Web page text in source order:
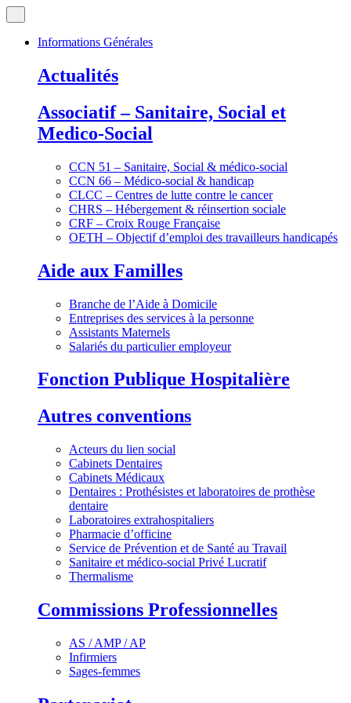
Informations Générales
Actualités
Associatif – Sanitaire, Social et
Medico-Social
CCN 51 – Sanitaire, Social & médico-social
CCN 66 – Médico-social & handicap
CLCC – Centres de lutte contre le cancer
CHRS – Hébergement & réinsertion sociale
CRF – Croix Rouge Française
OETH – Objectif d’emploi des travailleurs handicapés
Aide aux Familles
Branche de l’Aide à Domicile
Entreprises des services à la personne
Assistants Maternels
Salariés du particulier employeur
Fonction Publique Hospitalière
Autres conventions
Acteurs du lien social
Cabinets Dentaires
Cabinets Médicaux
Dentaires : Prothésistes et laboratoires de prothèse
dentaire
Laboratoires extrahospitaliers
Pharmacie d’officine
Service de Prévention et de Santé au Travail
Sanitaire et médico-social Privé Lucratif
Thermalisme
Commissions Professionnelles
AS / AMP / AP
Infirmiers
Sages-femmes